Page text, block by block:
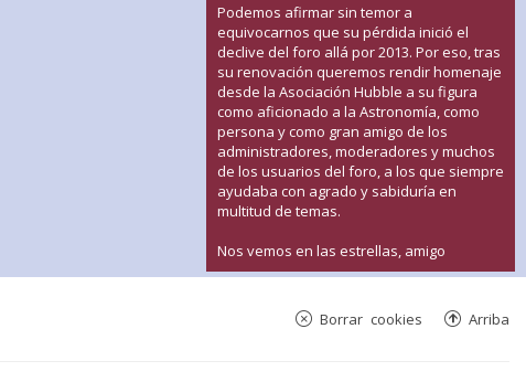
Podemos afirmar sin temor a
equivocarnos que su pérdida inició el
declive del foro allá por 2013. Por eso, tras
su renovación queremos rendir homenaje
desde la Asociación Hubble a su figura
como aficionado a la Astronomía, como
persona y como gran amigo de los
administradores, moderadores y muchos
de los usuarios del foro, a los que siempre
ayudaba con agrado y sabiduría en
multitud de temas.
Nos vemos en las estrellas, amigo
Arriba
Borrar cookies